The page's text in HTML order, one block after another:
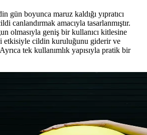
gün boyunca maruz kaldığı yıpratıcı
canlandırmak amacıyla tasarlanmıştır.
olmasıyla geniş bir kullanıcı kitlesine
etkisiyle cildin kuruluğunu giderir ve
tek kullanımlık yapısıyla pratik bir